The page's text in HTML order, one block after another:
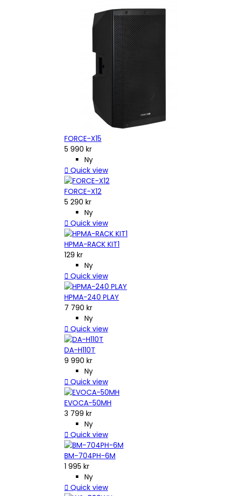
FORCE-X15
5 990 kr
Ny
 Quick view
FORCE-X12
5 290 kr
Ny
 Quick view
HPMA-RACK KIT1
129 kr
Ny
 Quick view
HPMA-240 PLAY
7 790 kr
Ny
 Quick view
DA-H110T
9 990 kr
Ny
 Quick view
EVOCA-50MH
3 799 kr
Ny
 Quick view
BM-704PH-6M
1 995 kr
Ny
 Quick view